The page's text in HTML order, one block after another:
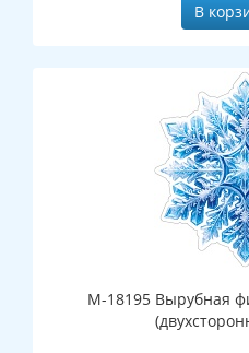
В
М-18195 Вырубная